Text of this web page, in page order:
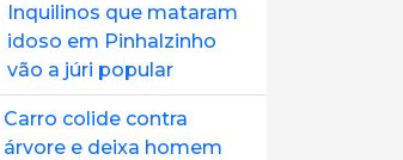
Inquilinos que mataram
idoso em Pinhalzinho
vão a júri popular
Carro colide contra
árvore e deixa homem